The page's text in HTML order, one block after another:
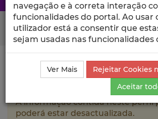
Search Button
Ciência_Iscte Autores Ricardo Pinto
nos Media
A informação contida neste perfil
poderá estar desactualizada.
navegação e à correta interação
funcionalidades do portal. Ao usar
utilizador está a consentir que
sejam usadas nas funcionalidades
Ver Mais
Rejeitar Cookies
Aceitar